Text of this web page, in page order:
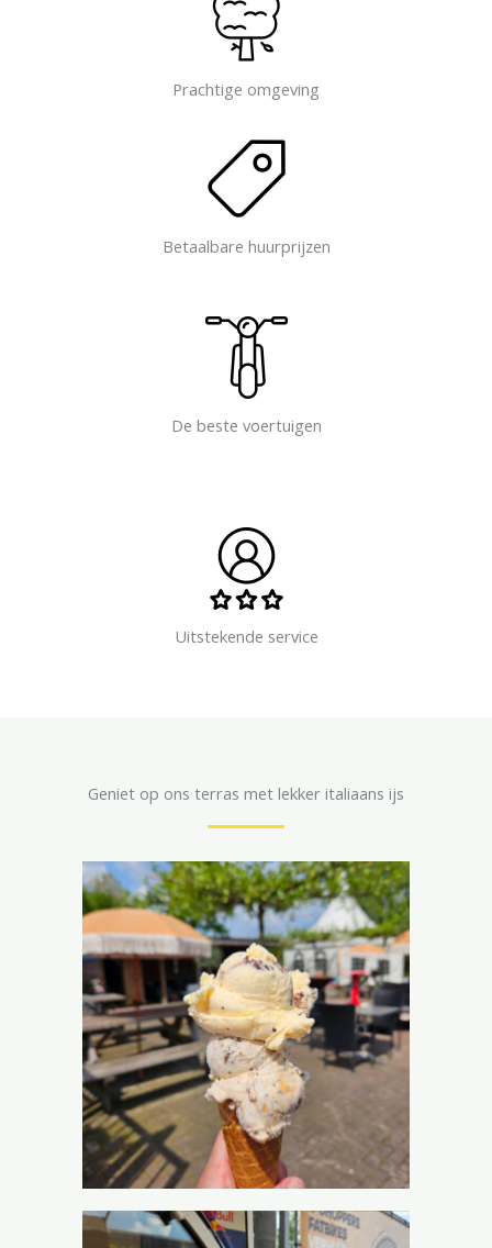
Prachtige omgeving
Betaalbare huurprijzen
De beste voertuigen
Uitstekende service
Geniet op ons terras met lekker italiaans ijs